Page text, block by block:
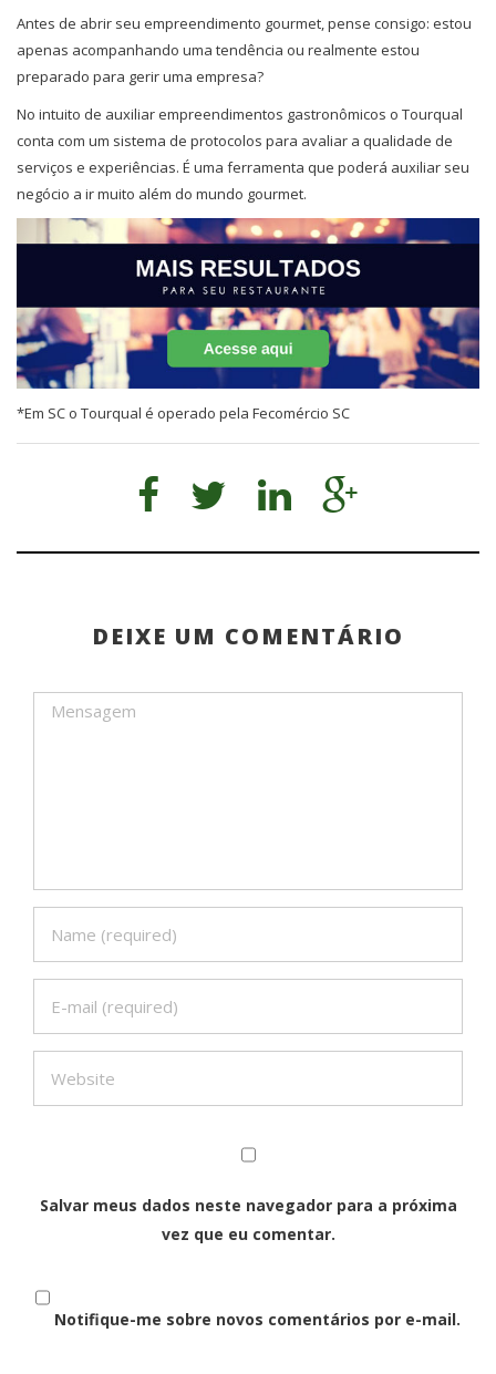
Antes de abrir seu empreendimento gourmet, pense consigo: estou
apenas acompanhando uma tendência ou realmente estou
preparado para gerir uma empresa?
No intuito de auxiliar empreendimentos gastronômicos o Tourqual
conta com um sistema de protocolos para avaliar a qualidade de
serviços e experiências. É uma ferramenta que poderá auxiliar seu
negócio a ir muito além do mundo gourmet.
*Em SC o Tourqual é operado pela Fecomércio SC
DEIXE UM COMENTÁRIO
Salvar meus dados neste navegador para a próxima
vez que eu comentar.
Notifique-me sobre novos comentários por e-mail.